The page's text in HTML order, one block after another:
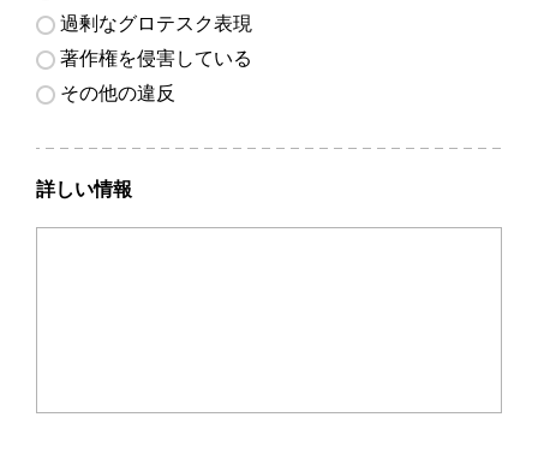
過剰なグロテスク表現
著作権を侵害している
その他の違反
詳しい情報